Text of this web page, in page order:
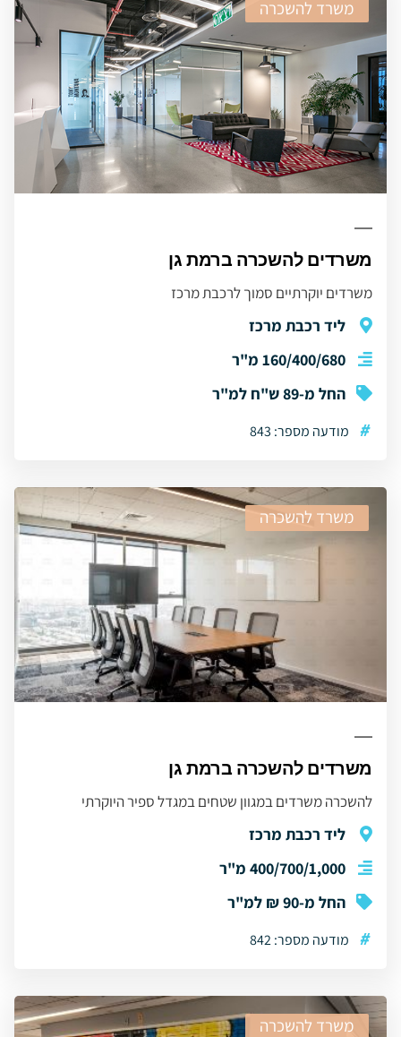
משרד להשכרה
משרדים להשכרה ברמת גן
משרדים יוקרתיים סמוך לרכבת מרכז
ליד רכבת מרכז
160/400/680 מ"ר
החל מ-89 ש"ח למ"ר
# מודעה מספר: 843
משרד להשכרה
משרדים להשכרה ברמת גן
להשכרה משרדים במגוון שטחים במגדל ספיר היוקרתי
ליד רכבת מרכז
400/700/1,000 מ"ר
החל מ-90 ₪ למ"ר
# מודעה מספר: 842
משרד להשכרה